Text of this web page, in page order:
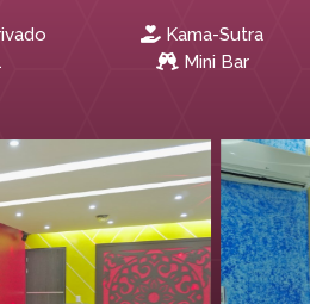
Kama-Sutra
Mini Bar